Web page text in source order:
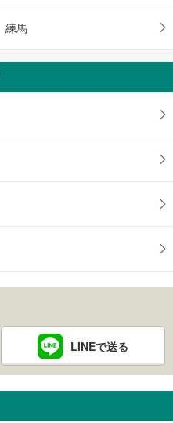
練馬
LINEで送る